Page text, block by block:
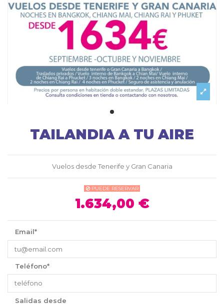
TAILANDIA A TU AIRE
Vuelos desde Tenerife y Gran Canaria
PUEDE RESERVAR
1.634,00 €
Email*
Teléfono*
Salidas desde